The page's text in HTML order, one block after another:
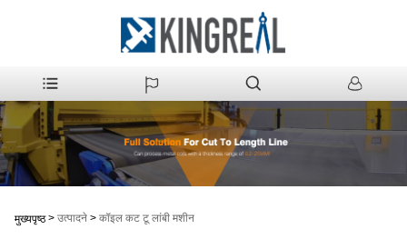
मुख्यपृष्ठ > उत्पादने > कॉइल कट टू लांबी मशीन